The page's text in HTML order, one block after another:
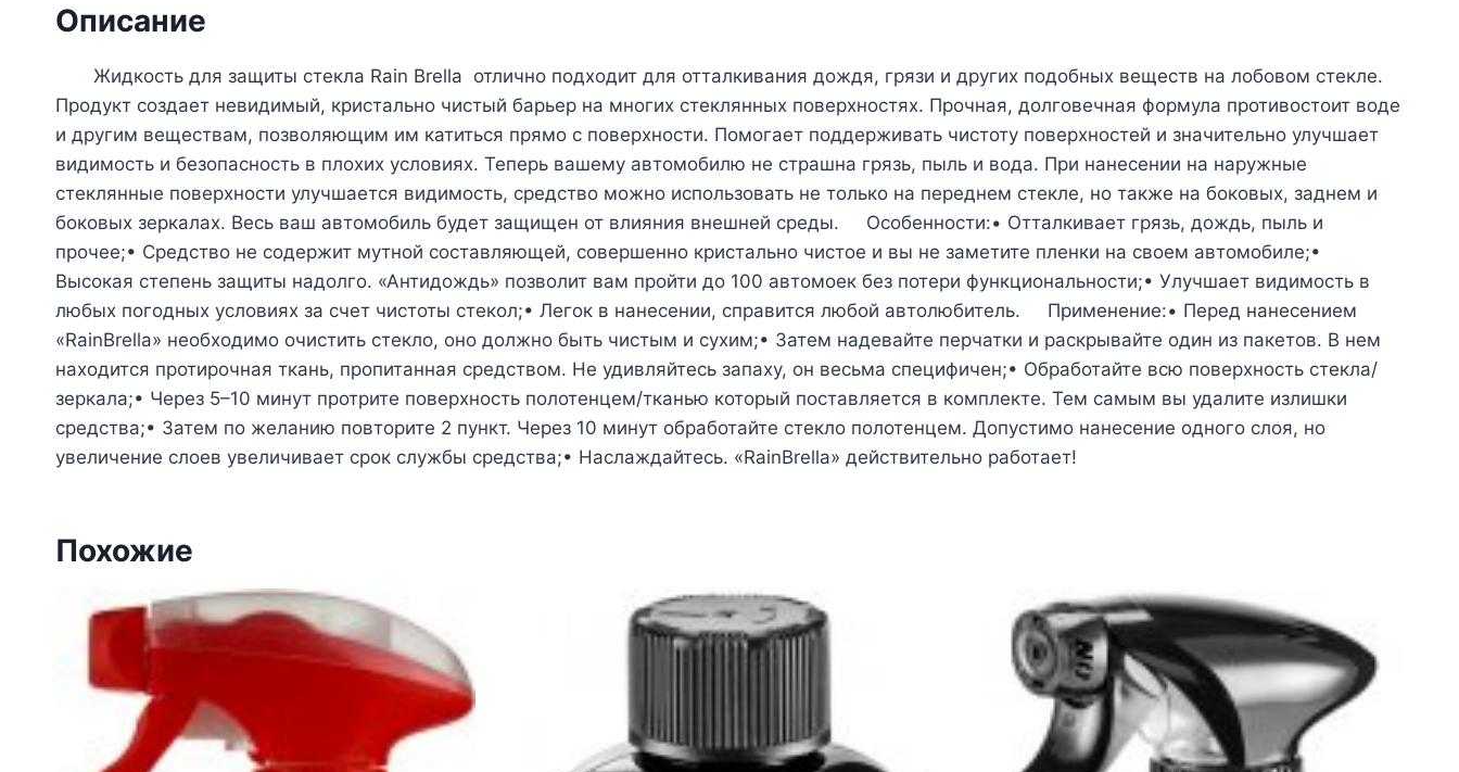
Описание
Жидкость для защиты стекла Rain Brella отлично подходит для отталкивания дождя, грязи и других подобных веществ на лобовом стекле.
Продукт создает невидимый, кристально чистый барьер на многих стеклянных поверхностях. Прочная, долговечная формула противостоит воде
и другим веществам, позволяющим им катиться прямо с поверхности. Помогает поддерживать чистоту поверхностей и значительно улучшает
видимость и безопасность в плохих условиях. Теперь вашему автомобилю не страшна грязь, пыль и вода. При нанесении на наружные
стеклянные поверхности улучшается видимость, средство можно использовать не только на переднем стекле, но также на боковых, заднем и
боковых зеркалах. Весь ваш автомобиль будет защищен от влияния внешней среды. Особенности:• Отталкивает грязь, дождь, пыль и
прочее;• Средство не содержит мутной составляющей, совершенно кристально чистое и вы не заметите пленки на своем автомобиле;•
Высокая степень защиты надолго. «Антидождь» позволит вам пройти до 100 автомоек без потери функциональности;• Улучшает видимость в
любых погодных условиях за счет чистоты стекол;• Легок в нанесении, справится любой автолюбитель. Применение:• Перед нанесением
«RainBrella» необходимо очистить стекло, оно должно быть чистым и сухим;• Затем надевайте перчатки и раскрывайте один из пакетов. В нем
находится протирочная ткань, пропитанная средством. Не удивляйтесь запаху, он весьма специфичен;• Обработайте всю поверхность стекла/
зеркала;• Через 5–10 минут протрите поверхность полотенцем/тканью который поставляется в комплекте. Тем самым вы удалите излишки
средства;• Затем по желанию повторите 2 пункт. Через 10 минут обработайте стекло полотенцем. Допустимо нанесение одного слоя, но
увеличение слоев увеличивает срок службы средства;• Наслаждайтесь. «RainBrella» действительно работает!
Похожие